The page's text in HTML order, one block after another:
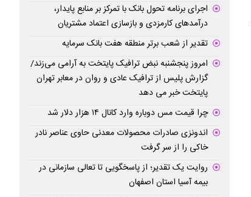
اجرای برنامه تحول بانک با تمرکز بر منابع پایدار،
درآمدهای کارمزدی و بازسازی اعتماد مشتریان
تقدیر از شعب برتر منطقه هفت بانک سرمایه
امروز پنجشنبه نبض ترافیک پایتخت به آرامی می‌زند/
گزارش پلیس از ترافیک عادی و روان در معابر تهران
پایتخت خبر می دهد
چرا قیمت مس دوباره وارد کانال ۱۴ هزار دلار شد
اندونزی صادرات محصولات معدنی حاوی عناصر نادر
خاکی را از سر گرفت
روایت یک تقدیر؛ از پاسخگویی تا تعالی سازمانی در
بیمه آسیا استان اصفهان